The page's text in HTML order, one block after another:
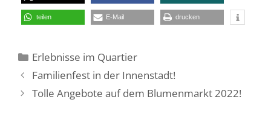
teilen E-Mail drucken
Kategorien
Erlebnisse im Quartier
Familienfest in der Innenstadt!
Tolle Angebote auf dem Blumenmarkt 2022!